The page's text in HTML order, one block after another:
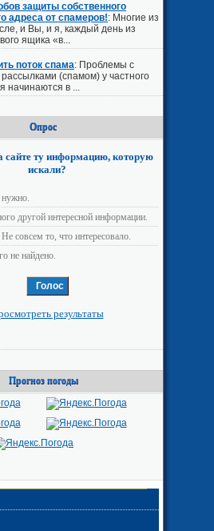
защиты собственного
адреса от спамеров!: Многие из
и Вы, и я, каждый день из
ящика «в...
поток спама: Проблемы с
(спамом) у частного
начинаются в ...
Опрос
ту информацию, которую
искали?
нужно.
другой интересной информации.
совсем то, что интересовало.
не найдено.
результаты
Прогноз погоды